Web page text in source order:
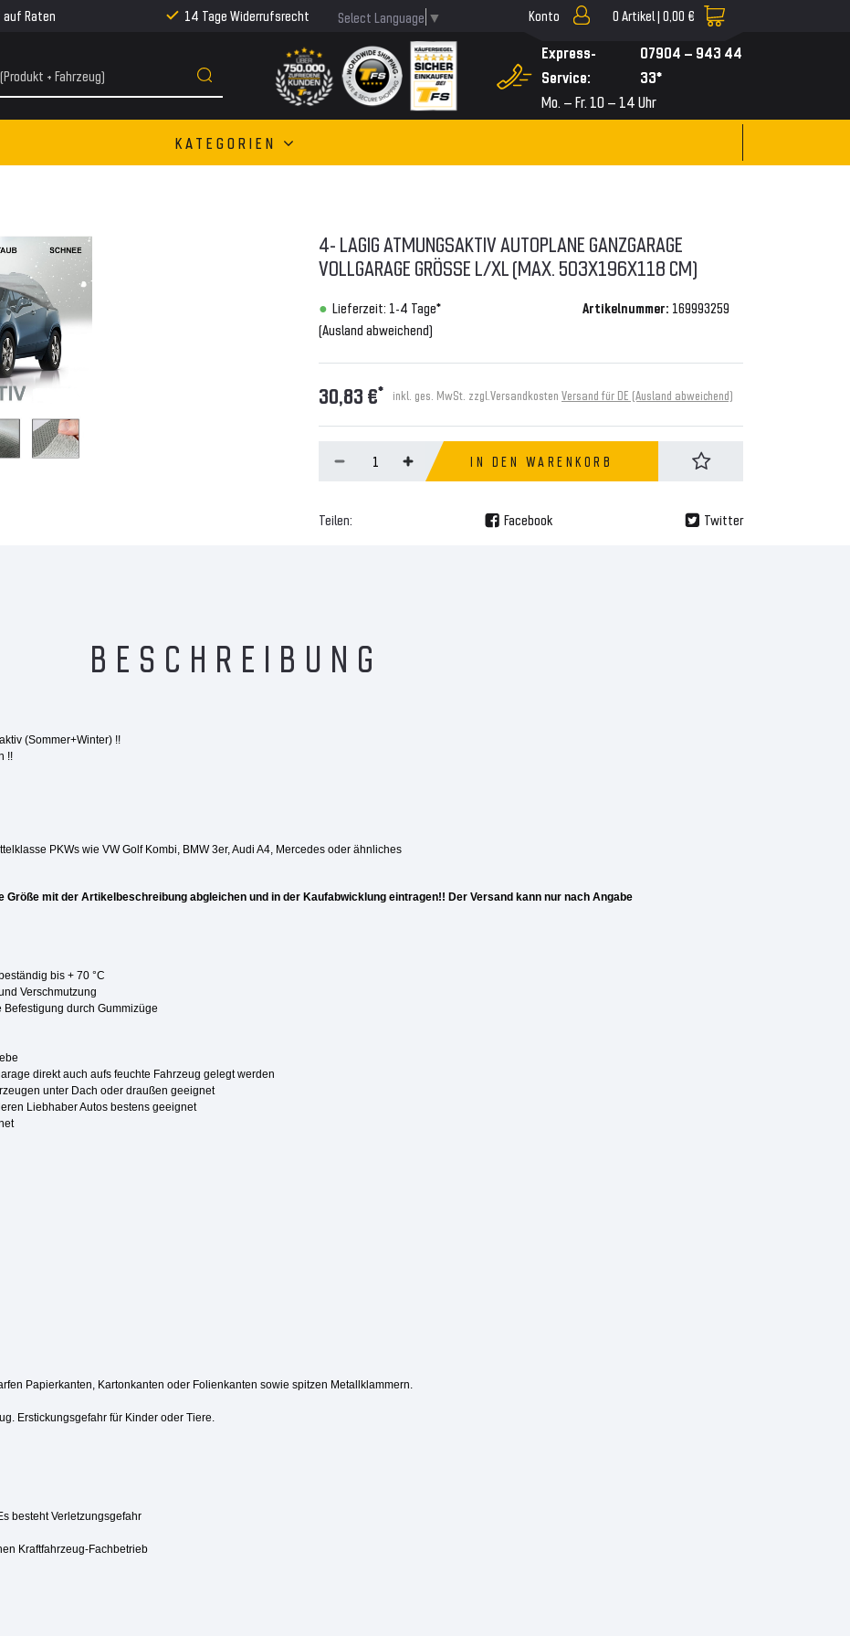
auf Raten 14 Tage Widerrufsrecht Select Language ▼ Konto 0 Artikel | 0,00 €
Express-
Service:
07904 – 943 44
33*
Mo. – Fr. 10 – 14 Uhr
KATEGORIEN
4- LAGIG ATMUNGSAKTIV AUTOPLANE GANZGARAGE
VOLLGARAGE GRÖSSE L/XL (MAX. 503X196X118 CM)
Lieferzeit: 1-4 Tage*
(Ausland abweichend)
Artikelnummer: 169993259
30,83 €* inkl. ges. MwSt. zzgl. Versandkosten Versand für DE (Ausland abweichend)
IN DEN WARENKORB
Teilen: Facebook Twitter
BESCHREIBUNG
(Sommer+Winter) !!
!!
PKWs wie VW Golf Kombi, BMW 3er, Audi A4, Mercedes oder ähnliches
Größe mit der Artikelbeschreibung abgleichen und in der Kaufabwicklung eintragen!! Der Versand kann nur nach Angabe
bis + 70 °C
Verschmutzung
durch Gummizüge
direkt auch aufs feuchte Fahrzeug gelegt werden
unter Dach oder draußen geeignet
Liebhaber Autos bestens geeignet
Papierkanten, Kartonkanten oder Folienkanten sowie spitzen Metallklammern.
Erstickungsgefahr für Kinder oder Tiere.
besteht Verletzungsgefahr
Kraftfahrzeug-Fachbetrieb